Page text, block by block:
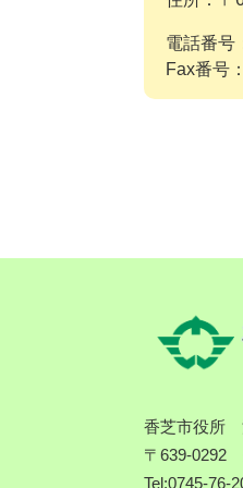
電話番号
Fax番号
香芝市役所
〒639-0292
Tel:0745-76-